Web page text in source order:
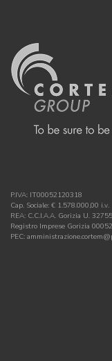
P.IVA: IT00052120318
Cap. Sociale: € 1.578.000,00 i.v.
REA: C.C.I.A.A. Gorizia U.
Registro Imprese Gorizia
PEC: